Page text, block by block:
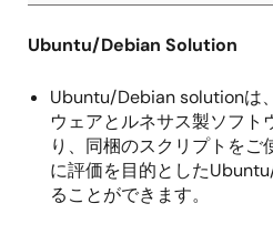
Ubuntu/Debian Solution
Ubuntu/Debian solutionは
ウェアとルネサス製ソフト
り、同梱のスクリプトをご
に評価を目的とした
ることができます。